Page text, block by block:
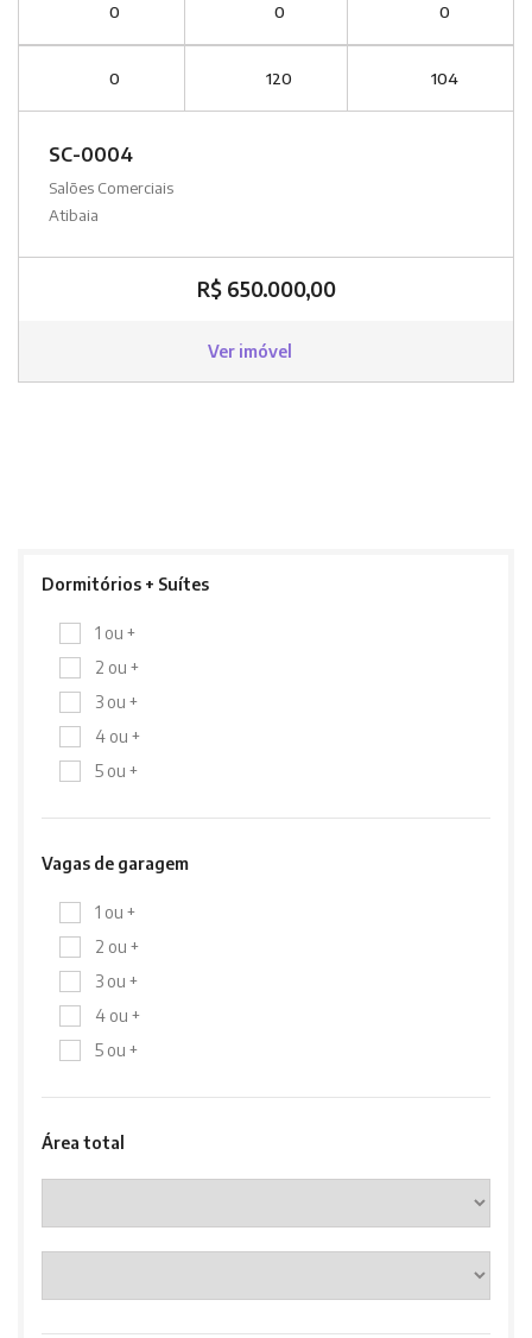
0 0 0
0 120 104
SC-0004
Salões Comerciais
Atibaia
R$ 650.000,00
Ver imóvel
Dormitórios + Suítes
1 ou +
2 ou +
3 ou +
4 ou +
5 ou +
Vagas de garagem
1 ou +
2 ou +
3 ou +
4 ou +
5 ou +
Área total